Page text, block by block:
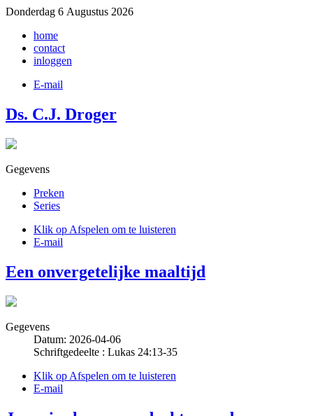
Donderdag 6 Augustus 2026
home
contact
inloggen
E-mail
Ds. C.J. Droger
Gegevens
Preken
Series
Klik op Afspelen om te luisteren
E-mail
Een onvergetelijke maaltijd
Gegevens
Datum: 2026-04-06
Schriftgedeelte : Lukas 24:13-35
Klik op Afspelen om te luisteren
E-mail